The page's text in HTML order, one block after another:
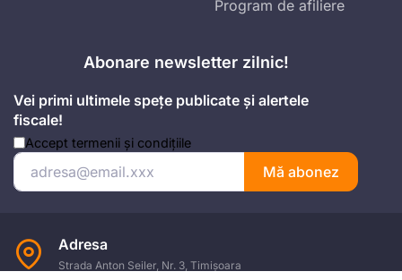
Program de afiliere
Abonare newsletter zilnic!
Vei primi ultimele spețe publicate și alertele
fiscale!
Accept termenii și condițiile
Mă abonez
Adresa
Strada Anton Seiler, Nr. 3, Timișoara